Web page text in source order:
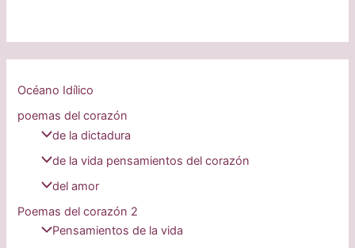
Océano Idílico
poemas del corazón
de la dictadura
de la vida pensamientos del corazón
del amor
Poemas del corazón 2
Pensamientos de la vida